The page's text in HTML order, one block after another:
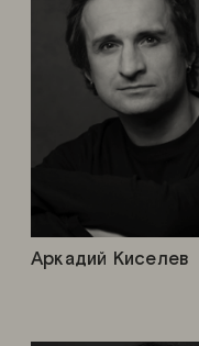
Аркадий Киселев